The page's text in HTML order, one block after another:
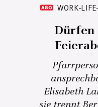
WORK-
Elisabeth